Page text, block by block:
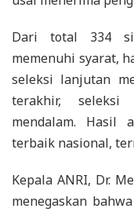
Dari total 334
memenuhi syarat,
seleksi lanjutan
terakhir, seleksi
mendalam. Hasil
terbaik nasional,
Kepala ANRI, Dr.
menegaskan